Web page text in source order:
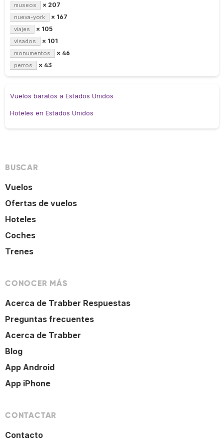
museos × 207
nueva-york × 167
viajes × 105
visados × 101
monumentos × 46
perros × 43
Vuelos baratos a Estados Unidos
Hoteles en Estados Unidos
BUSCAR
Vuelos
Ofertas de vuelos
Hoteles
Coches
Trenes
CONOCER MÁS
Acerca de Trabber Respuestas
Preguntas frecuentes
Acerca de Trabber
Blog
App Android
App iPhone
CONTACTAR
Contacto